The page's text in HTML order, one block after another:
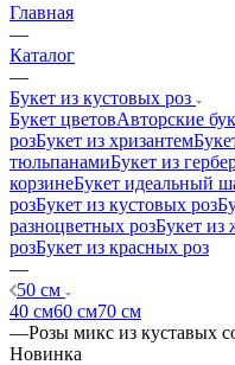
Главная
—
Каталог
—
Букет из кустовых роз
Букет цветовАвторские
розБукет из хризантем
тюльпанамиБукет из
корзинеБукет идеальный
розБукет из кустовых роз
разноцветных розБукет из
розБукет из красных роз
—
50 см
40 см60 см70 см
—Розы микс из куставых
Новинка